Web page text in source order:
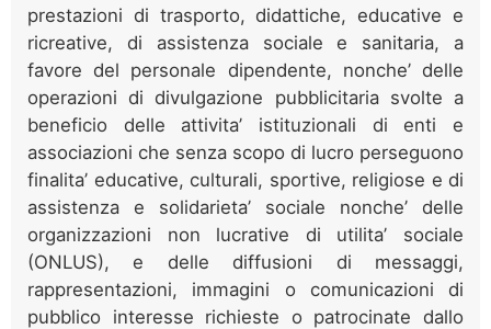
prestazioni di trasporto, didattiche, educative e
ricreative, di assistenza sociale e sanitaria, a
favore del personale dipendente, nonche’ delle
operazioni di divulgazione pubblicitaria svolte a
beneficio delle attivita’ istituzionali di enti e
associazioni che senza scopo di lucro perseguono
finalita’ educative, culturali, sportive, religiose e di
assistenza e solidarieta’ sociale nonche’ delle
organizzazioni non lucrative di utilita’ sociale
(ONLUS), e delle diffusioni di messaggi,
rappresentazioni, immagini o comunicazioni di
pubblico interesse richieste o patrocinate dallo